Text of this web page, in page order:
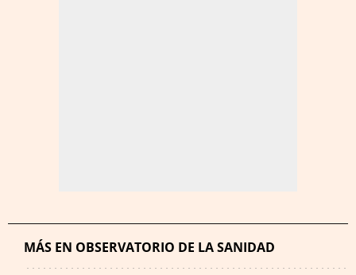
MÁS EN OBSERVATORIO DE LA SANIDAD